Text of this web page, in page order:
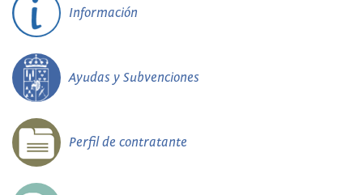
Información
Ayudas y Subvenciones
Perfil de contratante